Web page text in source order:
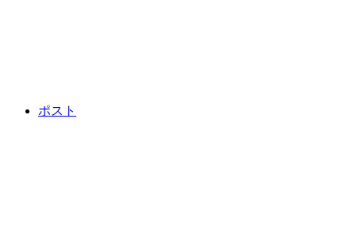
ポスト